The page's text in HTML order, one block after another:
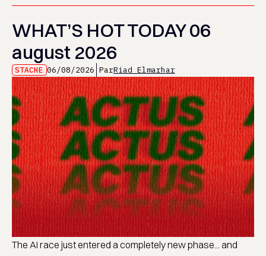
WHAT’S HOT TODAY 06
august 2026
STACHE 06/08/2026 ParRiad Elmarhar
The AI race just entered a completely new phase... and